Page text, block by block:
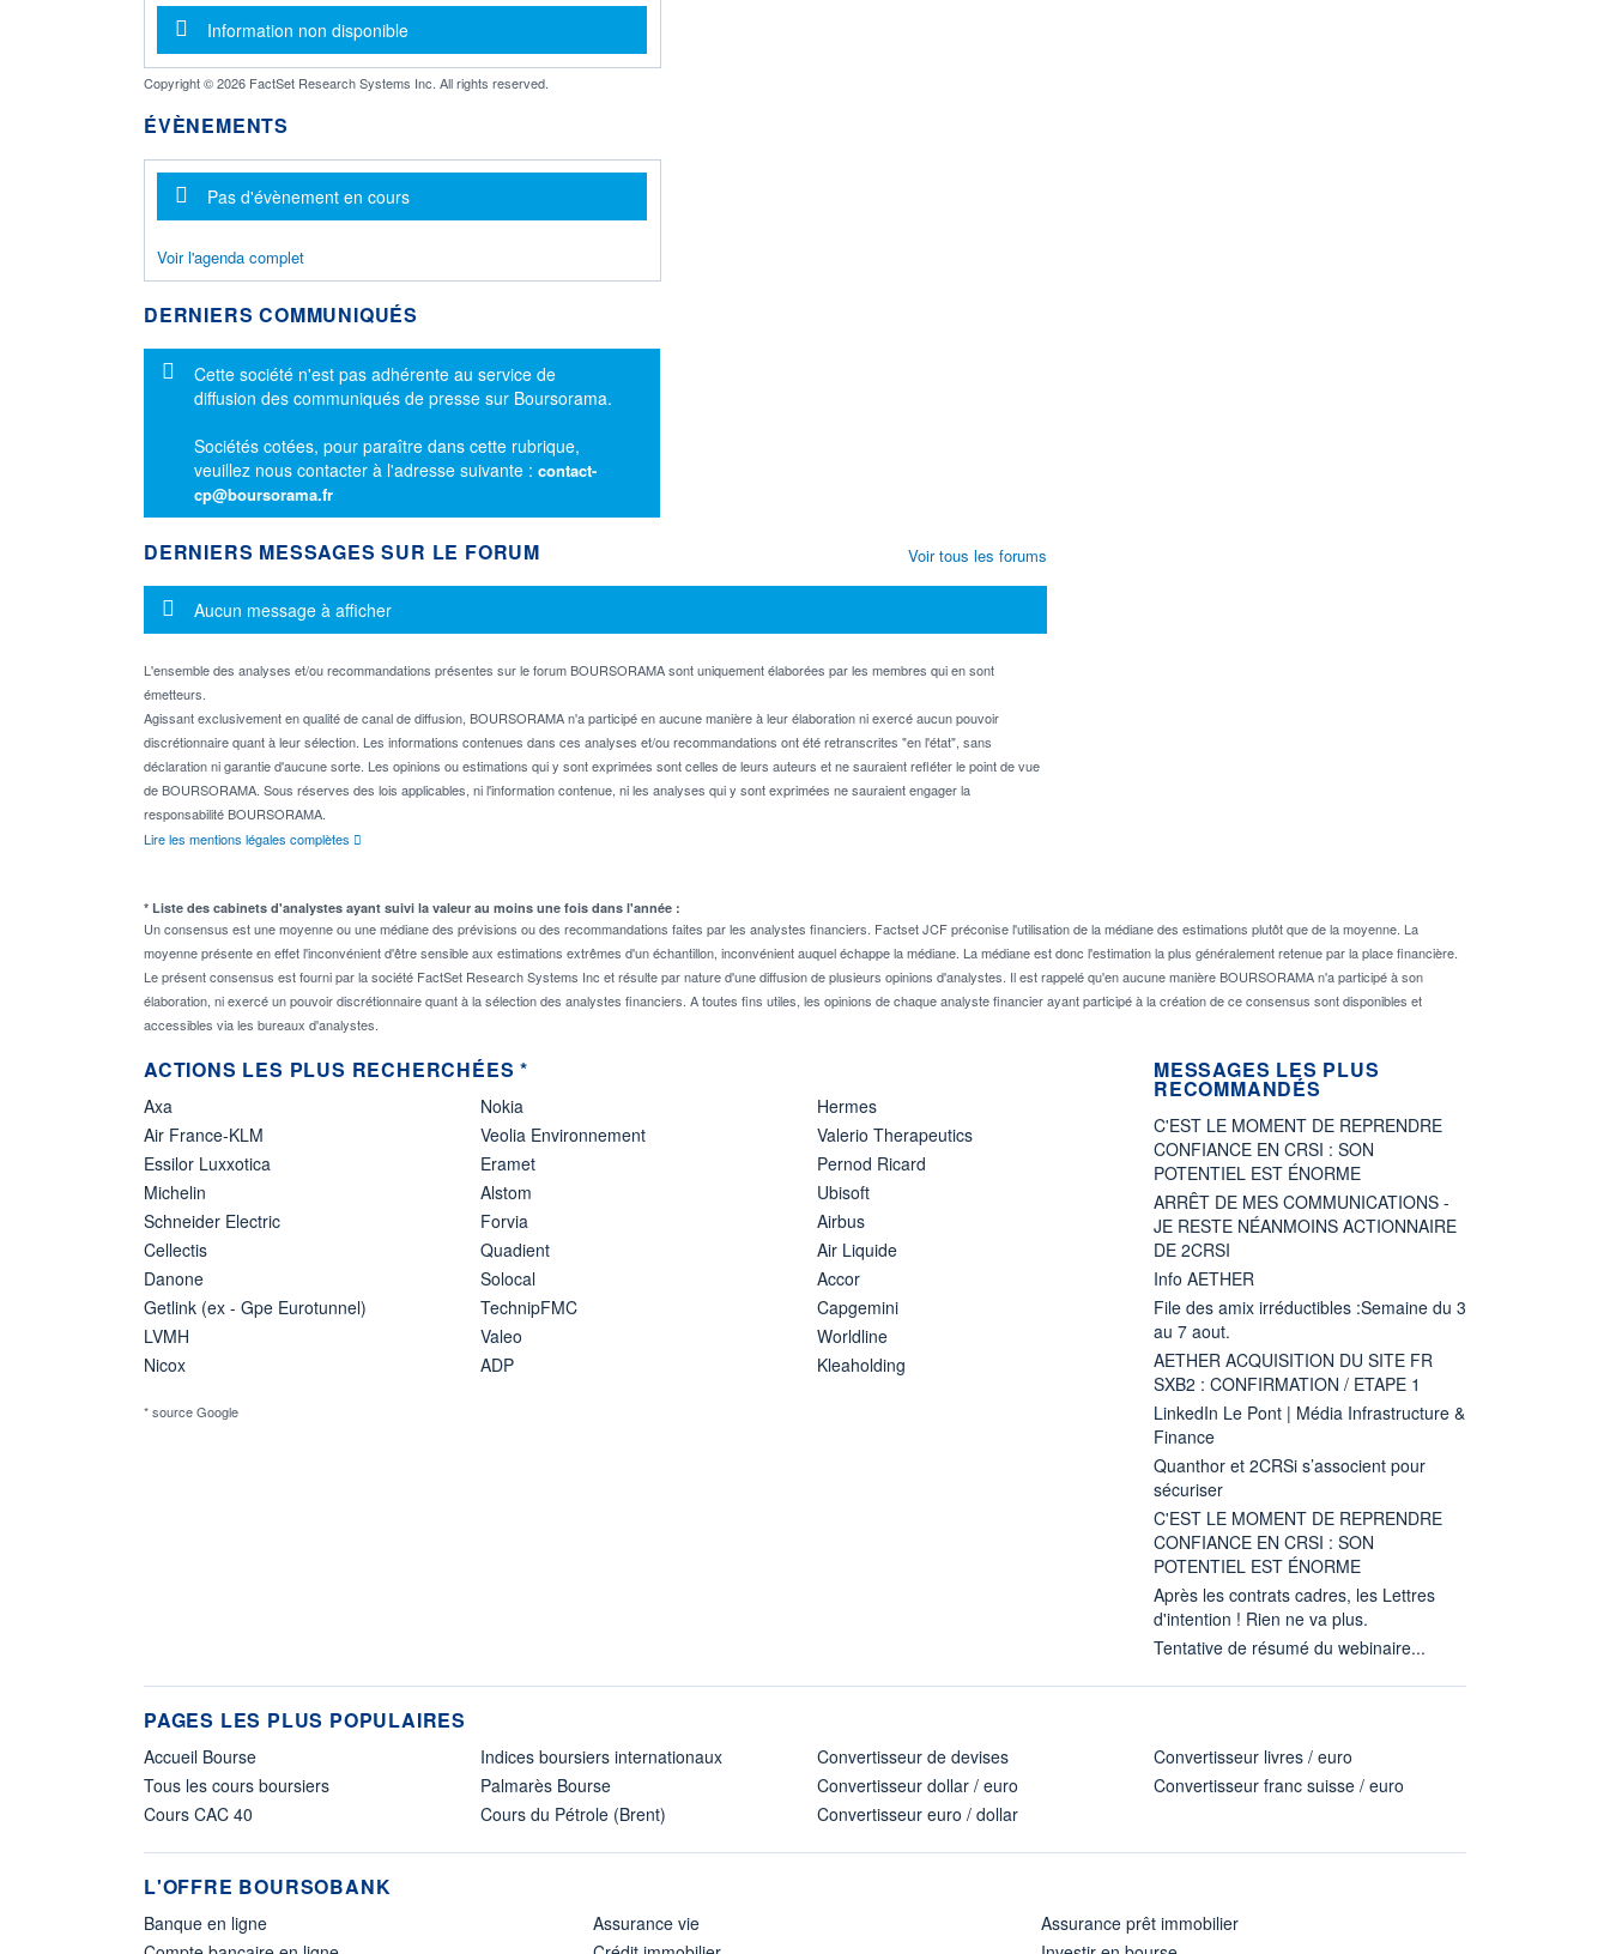
Message d'information
Information non disponible
Copyright © 2026 FactSet Research Systems Inc. All rights reserved.
ÉVÈNEMENTS
Message d'information
Pas d'évènement en cours
Voir l'agenda complet
DERNIERS COMMUNIQUÉS
Message d'information
Cette société n'est pas adhérente au service de
diffusion des communiqués de presse sur Boursorama.
Sociétés cotées, pour paraître dans cette rubrique,
veuillez nous contacter à l'adresse suivante : contact-
cp@boursorama.fr
DERNIERS MESSAGES SUR LE FORUM
Message d'information
Aucun message à afficher
L'ensemble des analyses et/ou recommandations présentes sur le forum BOURSORAMA sont uniquement élaborées par les membres qui en sont
émetteurs.
Agissant exclusivement en qualité de canal de diffusion, BOURSORAMA n'a participé en aucune manière à leur élaboration ni exercé aucun pouvoir
discrétionnaire quant à leur sélection. Les informations contenues dans ces analyses et/ou recommandations ont été retranscrites "en l'état", sans
déclaration ni garantie d'aucune sorte. Les opinions ou estimations qui y sont exprimées sont celles de leurs auteurs et ne sauraient refléter le point de vue
de BOURSORAMA. Sous réserves des lois applicables, ni l'information contenue, ni les analyses qui y sont exprimées ne sauraient engager la
responsabilité BOURSORAMA.
Lire les mentions légales complètes
Voir tous les forums
* Liste des cabinets d'analystes ayant suivi la valeur au moins une fois dans l'année :
Un consensus est une moyenne ou une médiane des prévisions ou des recommandations faites par les analystes financiers. Factset JCF préconise l'utilisation de la médiane des estimations plutôt que de la moyenne. La
moyenne présente en effet l'inconvénient d'être sensible aux estimations extrêmes d'un échantillon, inconvénient auquel échappe la médiane. La médiane est donc l'estimation la plus généralement retenue par la place financière.
Le présent consensus est fourni par la société FactSet Research Systems Inc et résulte par nature d'une diffusion de plusieurs opinions d'analystes. Il est rappelé qu'en aucune manière BOURSORAMA n'a participé à son
élaboration, ni exercé un pouvoir discrétionnaire quant à la sélection des analystes financiers. A toutes fins utiles, les opinions de chaque analyste financier ayant participé à la création de ce consensus sont disponibles et
accessibles via les bureaux d'analystes.
ACTIONS LES PLUS RECHERCHÉES *
Axa
Air France-KLM
Essilor Luxxotica
Michelin
Schneider Electric
Cellectis
Danone
Getlink (ex - Gpe Eurotunnel)
LVMH
Nicox
Nokia
Veolia Environnement
Eramet
Alstom
Forvia
Quadient
Solocal
TechnipFMC
Valeo
ADP
Hermes
Valerio Therapeutics
Pernod Ricard
Ubisoft
Airbus
Air Liquide
Accor
Capgemini
Worldline
Kleaholding
* source Google
MESSAGES LES PLUS
RECOMMANDÉS
C'EST LE MOMENT DE REPRENDRE
CONFIANCE EN CRSI : SON
POTENTIEL EST ÉNORME
ARRÊT DE MES COMMUNICATIONS -
JE RESTE NÉANMOINS ACTIONNAIRE
DE 2CRSI
Info AETHER
File des amix irréductibles :Semaine du 3
au 7 aout.
AETHER ACQUISITION DU SITE FR
SXB2 : CONFIRMATION / ETAPE 1
LinkedIn Le Pont | Média Infrastructure &
Finance
Quanthor et 2CRSi s’associent pour
sécuriser
C'EST LE MOMENT DE REPRENDRE
CONFIANCE EN CRSI : SON
POTENTIEL EST ÉNORME
Après les contrats cadres, les Lettres
d'intention ! Rien ne va plus.
Tentative de résumé du webinaire...
PAGES LES PLUS POPULAIRES
Accueil Bourse
Tous les cours boursiers
Cours CAC 40
Indices boursiers internationaux
Palmarès Bourse
Cours du Pétrole (Brent)
Convertisseur de devises
Convertisseur dollar / euro
Convertisseur euro / dollar
Convertisseur livres / euro
Convertisseur franc suisse / euro
L'OFFRE BOURSOBANK
Banque en ligne
Assurance vie
Assurance prêt immobilier